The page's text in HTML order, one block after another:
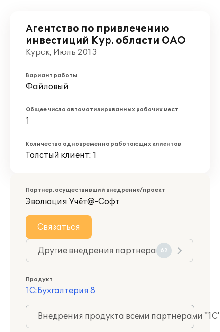
Агентство по привлечению
инвестиций Кур. области ОАО
Курск, Июль 2013
Вариант работы
Файловый
Общее число автоматизированных рабочих мест
1
Количество одновременно работающих клиентов
Толстый клиент: 1
Партнер, осуществивший внедрение/проект
Эволюция Учёт@-Софт
Связаться
Другие внедрения партнера 62
Продукт
1С:Бухгалтерия 8
Внедрения продукта всеми партнерами